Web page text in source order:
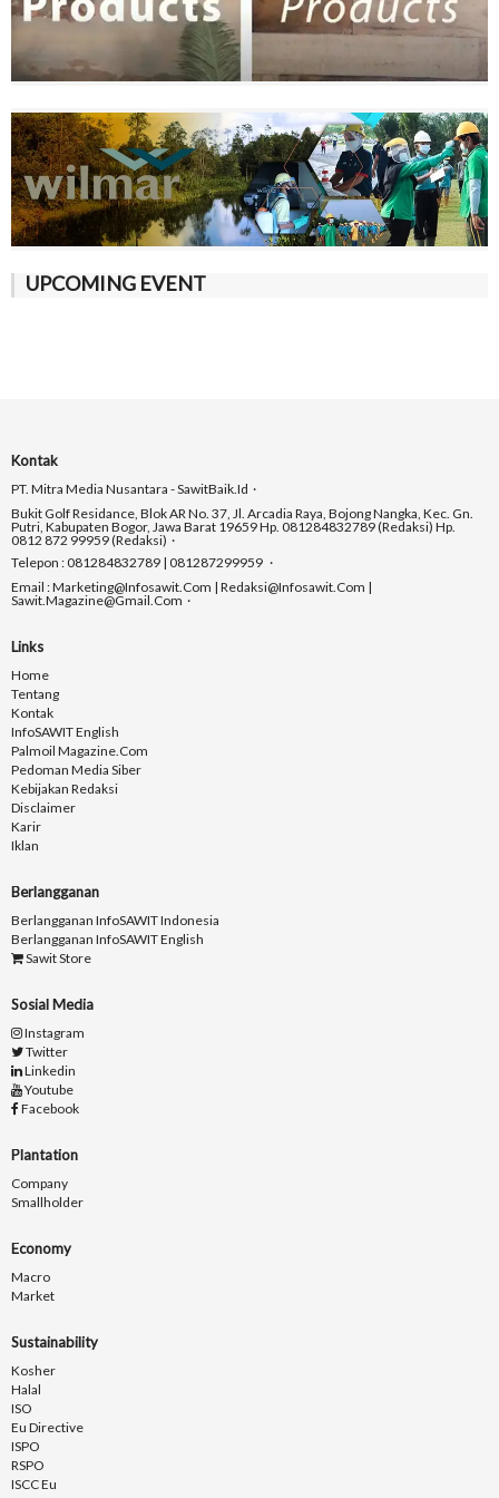
UPCOMING EVENT
Kontak
PT. Mitra Media Nusantara - SawitBaik.id
Bukit Golf Residance, Blok AR No. 37, Jl. Arcadia Raya, Bojong Nangka, Kec. Gn.
Putri, Kabupaten Bogor, Jawa Barat 19659 Hp. 081284832789 (Redaksi) Hp.
0812 872 99959 (Redaksi)
Telepon : 081284832789 | 081287299959
Email : Marketing@infosawit.com | Redaksi@infosawit.com |
Sawit.magazine@gmail.com
Links
Home
Tentang
Kontak
InfoSAWIT English
Palmoil Magazine.com
Pedoman Media Siber
Kebijakan Redaksi
Disclaimer
Karir
Iklan
Berlangganan
Berlangganan InfoSAWIT Indonesia
Berlangganan InfoSAWIT English
Sawit Store
Sosial Media
Instagram
Twitter
Linkedin
Youtube
Facebook
Plantation
Company
Smallholder
Economy
Macro
Market
Sustainability
Kosher
Halal
ISO
Eu Directive
ISPO
RSPO
ISCC Eu